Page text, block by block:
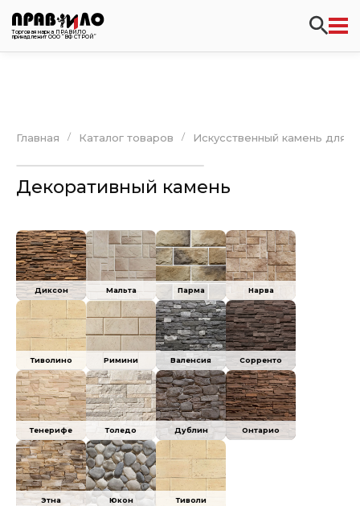
Торговая марка ПРАВИЛО
принадлежит ООО “ВФ СТРОЙ”
Главная / Каталог товаров / Искусственный камень для
Декоративный камень
Диксон Мальта Парма Нарва
Тиволино Римини Валенсия Сорренто
Тенерифе Толедо Дублин Онтарио
Этна Юкон Тиволи